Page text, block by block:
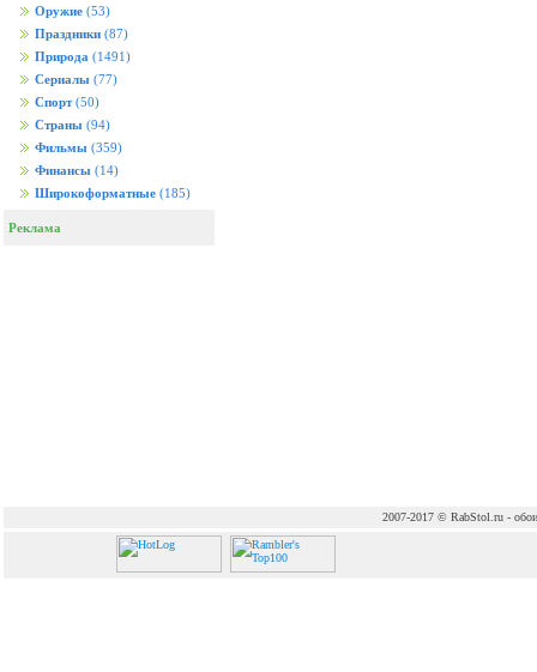
Оружие (53)
Праздники (87)
Природа (1491)
Сериалы (77)
Спорт (50)
Страны (94)
Фильмы (359)
Финансы (14)
Широкоформатные (185)
Реклама
2007-2017 © RabStol.ru - обои